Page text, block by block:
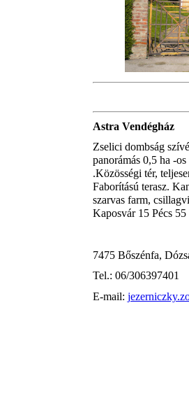
Astra Vendégház
Zselici dombság
panorámás 0,5 ha -
.Közösségi tér,
Faborítású terasz.
szarvas farm,
Kaposvár 15 Pécs
7475 Bőszénfa,
Tel.: 06/306397401
E-mail: